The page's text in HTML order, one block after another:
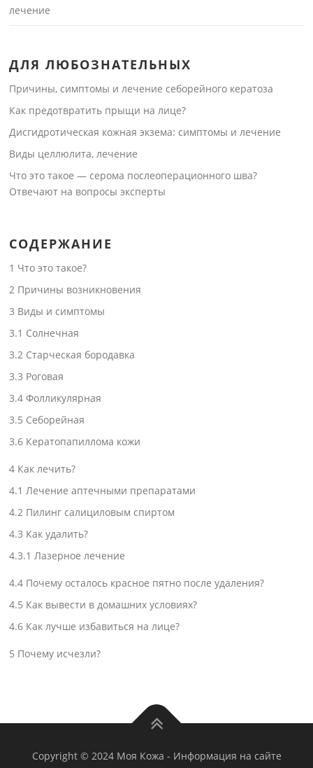
лечение
ДЛЯ ЛЮБОЗНАТЕЛЬНЫХ
Причины, симптомы и лечение себорейного кератоза
Как предотвратить прыщи на лице?
Дисгидротическая кожная экзема: симптомы и лечение
Виды целлюлита, лечение
Что это такое — серома послеоперационного шва?
Отвечают на вопросы эксперты
СОДЕРЖАНИЕ
1 Что это такое?
2 Причины возникновения
3 Виды и симптомы
3.1 Солнечная
3.2 Старческая бородавка
3.3 Роговая
3.4 Фолликулярная
3.5 Себорейная
3.6 Кератопапиллома кожи
4 Как лечить?
4.1 Лечение аптечными препаратами
4.2 Пилинг салициловым спиртом
4.3 Как удалить?
4.3.1 Лазерное лечение
4.4 Почему осталось красное пятно после удаления?
4.5 Как вывести в домашних условиях?
4.6 Как лучше избавиться на лице?
5 Почему исчезли?
Copyright © 2024 Моя Кожа - Информация на сайте